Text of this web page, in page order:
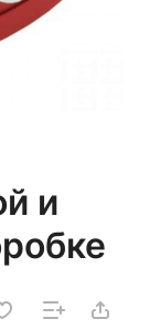
и